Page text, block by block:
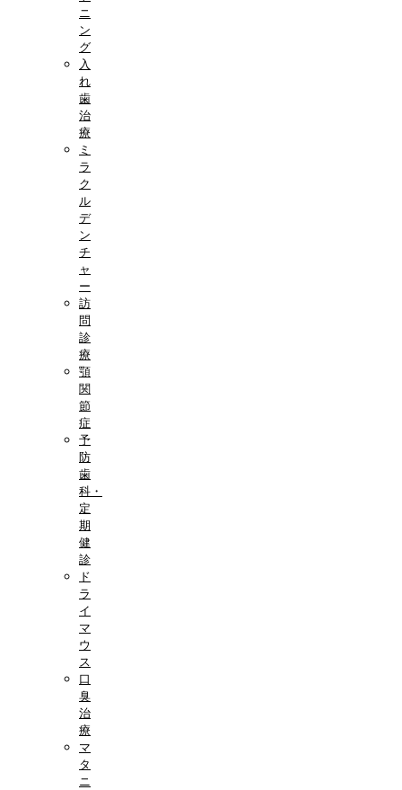
ニ
ン
グ
入
れ
歯
治
療
ミ
ラ
ク
ル
デ
ン
チ
ャ
ー
訪
問
診
療
顎
関
節
症
予
防
歯
科・
定
期
健
診
ド
ラ
イ
マ
ウ
ス
口
臭
治
療
マ
タ
ニ